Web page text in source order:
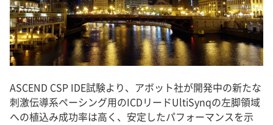
ASCEND CSP IDE試験より、アボット社が開発中の新たな
刺激伝導系ペーシング用のICDリードUltiSynqの左脚領域
への植込み成功率は高く、安定したパフォーマンスを示